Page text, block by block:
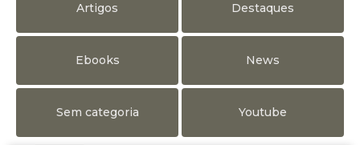
Artigos Destaques
Ebooks News
Sem categoria Youtube